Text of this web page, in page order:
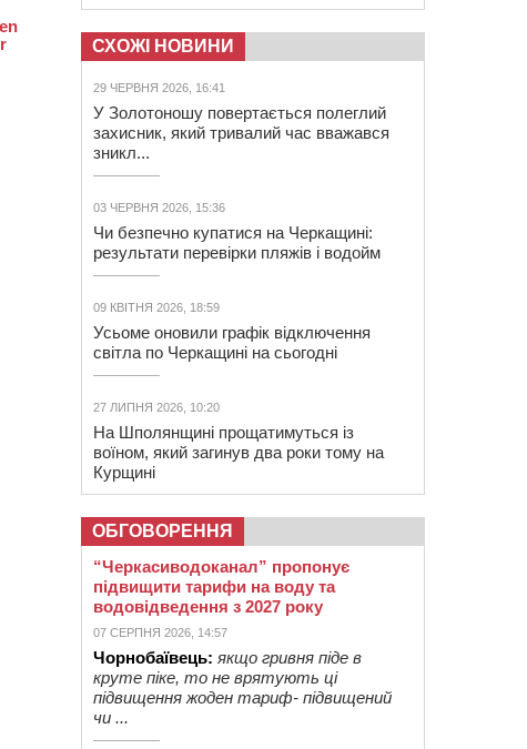
СХОЖІ НОВИНИ
29 ЧЕРВНЯ 2026, 16:41
У Золотоношу повертається полеглий
захисник, який тривалий час вважався
зникл...
03 ЧЕРВНЯ 2026, 15:36
Чи безпечно купатися на Черкащині:
результати перевірки пляжів і водойм
09 КВІТНЯ 2026, 18:59
Усьоме оновили графік відключення
світла по Черкащині на сьогодні
27 ЛИПНЯ 2026, 10:20
На Шполянщині прощатимуться із
воїном, який загинув два роки тому на
Курщині
ОБГОВОРЕННЯ
“Черкасиводоканал” пропонує
підвищити тарифи на воду та
водовідведення з 2027 року
07 СЕРПНЯ 2026, 14:57
Чорнобаївець: якщо гривня піде в
круте піке, то не врятують ці
підвищення жоден тариф- підвищений
чи ...